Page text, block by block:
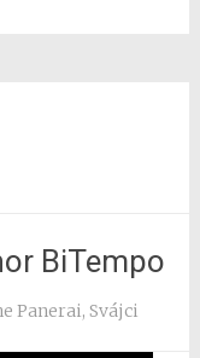
BiTempo
Panerai, Svájci